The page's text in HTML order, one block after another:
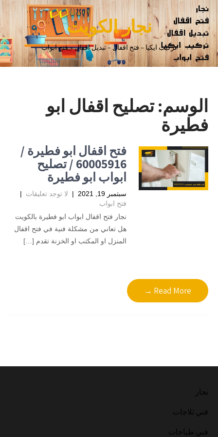
نجار الكويت
تركيب ايكيا – فتح اقفال – تبديل اقفال – فتح ابواب
الوسم:تصليح اقفال ابو
فطيرة
فتح اقفال ابو فطيرة /
60005916 / تصليح
ابواب ابو فطيرة
سبتمبر 19, 2021 | لا توجد تعليقات
|
فتح ابواب
نجار فتح اقفال ابواب ابو فطيرة بالكويت
هل تعاني من مشكلة فنية في فتح اقفال
المنزل او المكتب او الخزنة تقدم […]
Read More →
نجار
فني ثلاجات
فني طباخات